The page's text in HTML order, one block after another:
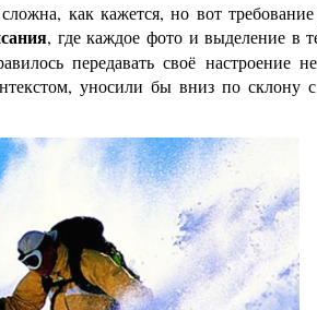
как кажется, но вот
, где каждое фото и выделение в
передавать своё настроение
уносили бы вниз по склону